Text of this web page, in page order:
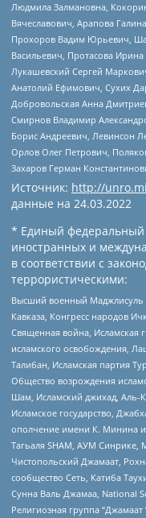
Людмила Залмановна,
Вячеславович, Арапова
Прохоров Вадим Юрьевич,
Васильевич, Протасова
Лукашевский Сергей
Анатолий Ефимович, Сухих
Добровольская Анна
Смирнов Владимир
Борис Андреевич, Левинсон
Орлов Олег Петрович,
Захаров Герман
Источник: http://
данные на 24.03.2022
* Единый федеральный
иностранных и
в соответствии с
террористическими:
Высший военный
Кавказа, Конгресс народов
Священная война, Исламская
исламского освобождения,
Талибан, Исламская партия
Общество возрождения
Шам, Исламский джихад, Аль-
Исламское государство,
ополчение имени К. Минина и
Тагьаля SHAM, АУМ Синрике,
Чистопольский Джамаат,
сообщество Сеть, Катиба
Сунна Валь Джамаа, National
Религиозная группа